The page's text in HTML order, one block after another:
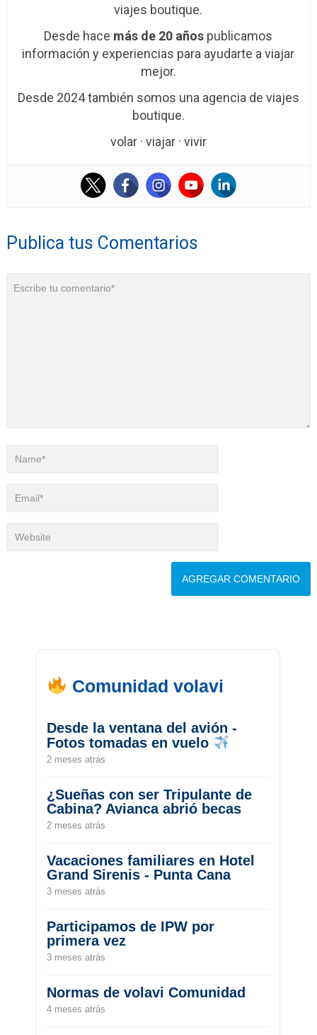
viajes boutique.
Desde hace más de 20 años publicamos
información y experiencias para ayudarte a viajar
mejor.
Desde 2024 también somos una agencia de viajes
boutique.
volar · viajar · vivir
Publica tus Comentarios
Comunidad volavi
Desde la ventana del avión -
Fotos tomadas en vuelo
2 meses atrás
¿Sueñas con ser Tripulante de
Cabina? Avianca abrió becas
2 meses atrás
Vacaciones familiares en Hotel
Grand Sirenis - Punta Cana
3 meses atrás
Participamos de IPW por
primera vez
3 meses atrás
Normas de volavi Comunidad
4 meses atrás